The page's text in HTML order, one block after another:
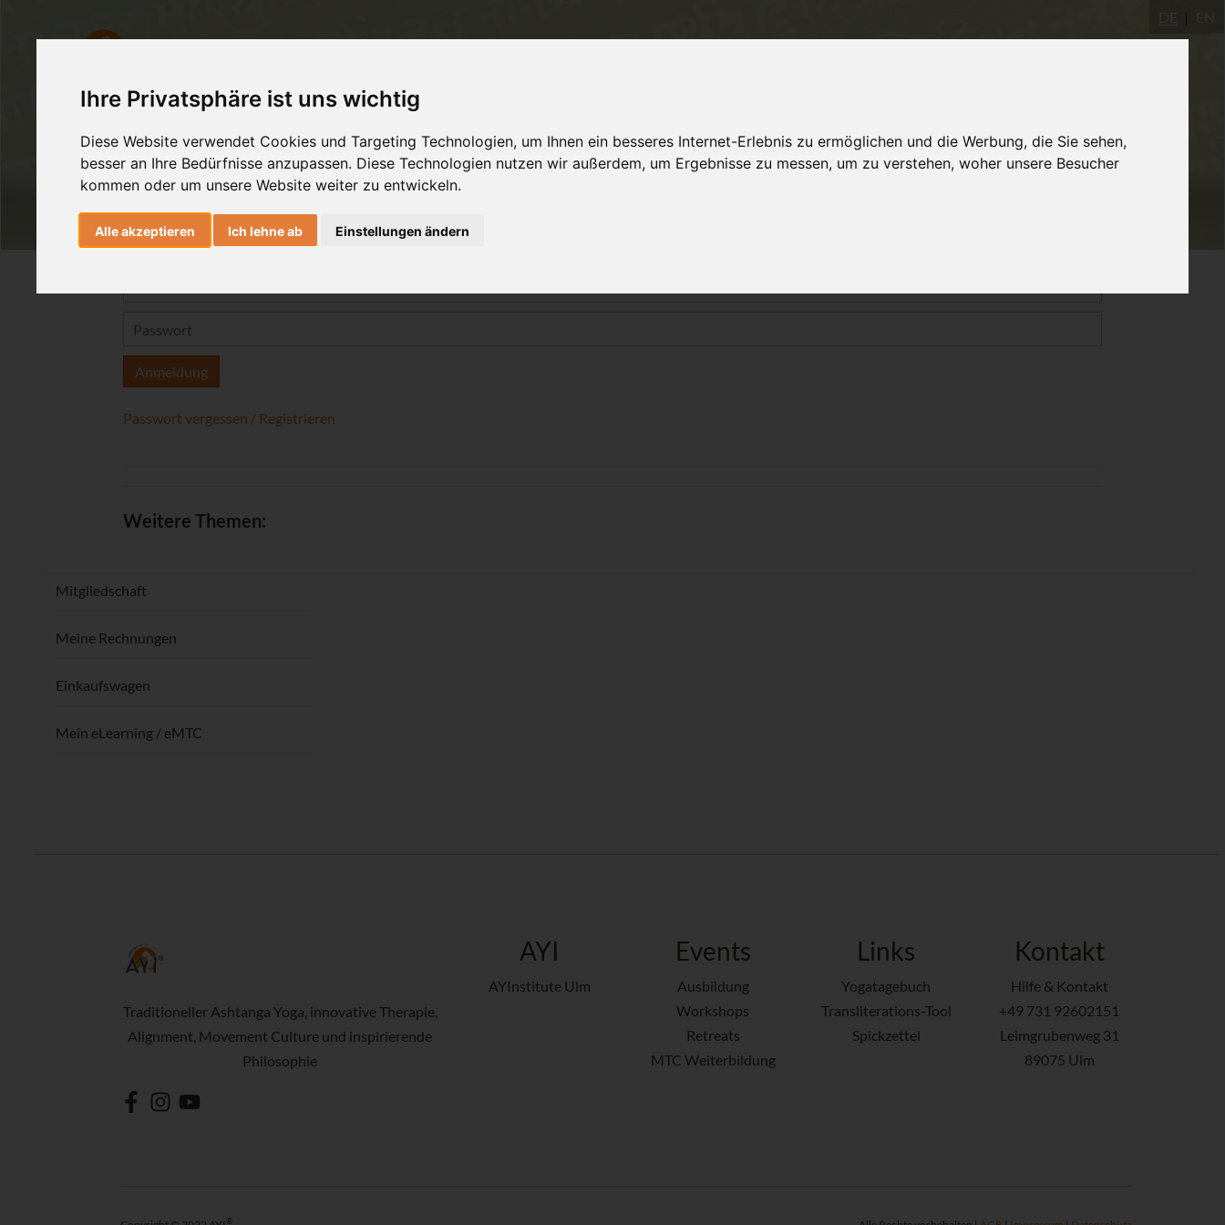
Ihre Privatsphäre ist uns wichtig
Diese Website verwendet Cookies und Targeting Technologien, um Ihnen ein besseres Internet-Erlebnis zu ermöglichen und die Werbung, die Sie sehen,
besser an Ihre Bedürfnisse anzupassen. Diese Technologien nutzen wir außerdem, um Ergebnisse zu messen, um zu verstehen, woher unsere Besucher
kommen oder um unsere Website weiter zu entwickeln.
Alle akzeptieren Ich lehne ab Einstellungen ändern
DE
Anmeldung
Passwort vergessen / Registrieren
Weitere Themen:
Mitgliedschaft
Meine Rechnungen
Einkaufswagen
Mein eLearning / eMTC
Traditioneller Ashtanga Yoga, innovative Therapie,
Alignment, Movement Culture und inspirierende
Philosophie
AYI
AYInstitute Ulm
Events
Ausbildung
Workshops
Retreats
MTC Weiterbildung
Links
Yogatagebuch
Transliterations-Tool
Spickzettel
Kontakt
Hilfe & Kontakt
+49 731 92602151
Leimgrubenweg 31
89075 Ulm
®